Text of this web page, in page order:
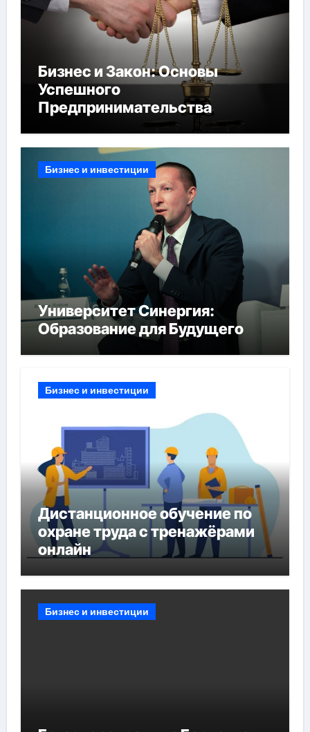
Бизнес и Закон: Основы
Успешного
Предпринимательства
Бизнес и инвестиции
Университет Синергия:
Образование для Будущего
Бизнес и инвестиции
Дистанционное обучение по
охране труда с тренажёрами
онлайн
Бизнес и инвестиции